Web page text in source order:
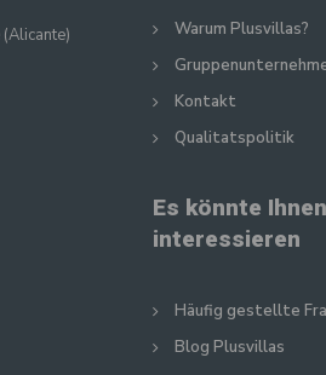
Warum Plusvillas?
Kontakt
Qualitatspolitik
Es könnte Ihnen
interessieren
Häufig gestellte
Blog Plusvillas